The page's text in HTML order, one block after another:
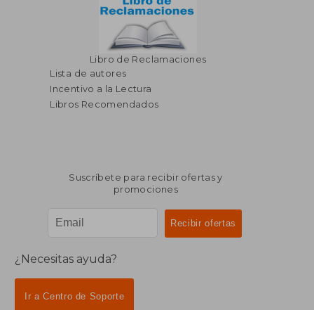
Libro de Reclamaciones
Lista de autores
Incentivo a la Lectura
Libros Recomendados
Suscríbete para recibir ofertas y
promociones
¿Necesitas ayuda?
Ir a Centro de Soporte